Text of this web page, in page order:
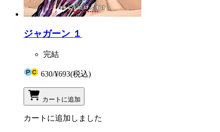
ジャガーン １
完結
630/¥693(税込)
カートに追加
カートに追加しました